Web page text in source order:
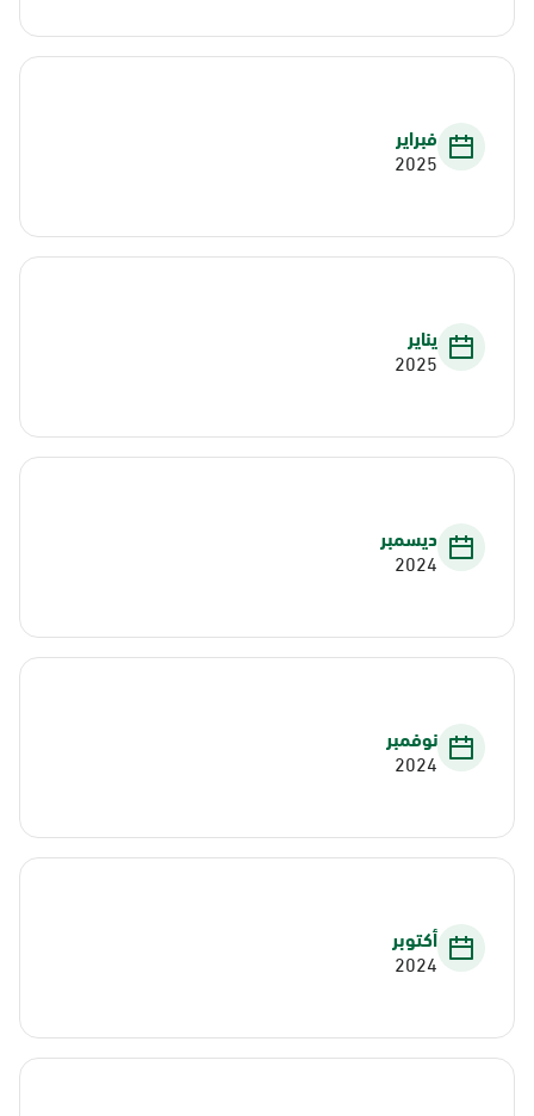
فبراير
2025
يناير
2025
ديسمبر
2024
نوفمبر
2024
أكتوبر
2024